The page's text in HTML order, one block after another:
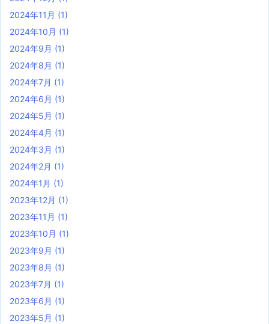
2024年11月 (1)
2024年10月 (1)
2024年9月 (1)
2024年8月 (1)
2024年7月 (1)
2024年6月 (1)
2024年5月 (1)
2024年4月 (1)
2024年3月 (1)
2024年2月 (1)
2024年1月 (1)
2023年12月 (1)
2023年11月 (1)
2023年10月 (1)
2023年9月 (1)
2023年8月 (1)
2023年7月 (1)
2023年6月 (1)
2023年5月 (1)